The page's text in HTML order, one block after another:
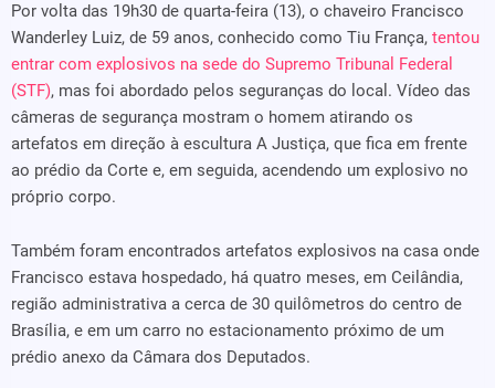
Por volta das 19h30 de quarta-feira (13), o chaveiro Francisco
Wanderley Luiz, de 59 anos, conhecido como Tiu França, tentou
entrar com explosivos na sede do Supremo Tribunal Federal
(STF), mas foi abordado pelos seguranças do local. Vídeo das
câmeras de segurança mostram o homem atirando os
artefatos em direção à escultura A Justiça, que fica em frente
ao prédio da Corte e, em seguida, acendendo um explosivo no
próprio corpo.
Também foram encontrados artefatos explosivos na casa onde
Francisco estava hospedado, há quatro meses, em Ceilândia,
região administrativa a cerca de 30 quilômetros do centro de
Brasília, e em um carro no estacionamento próximo de um
prédio anexo da Câmara dos Deputados.